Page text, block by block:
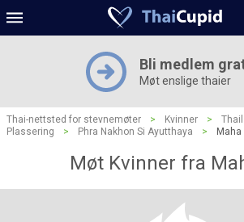
Bli medlem
Møt enslige thaier
Thai-nettsted for stevnemøter > Kvinner >
Plassering
> Phra Nakhon Si Ayutthaya > Maha
Møt Kvinner fra